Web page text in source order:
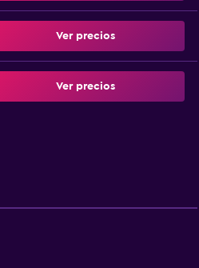
Ver precios
Ver precios